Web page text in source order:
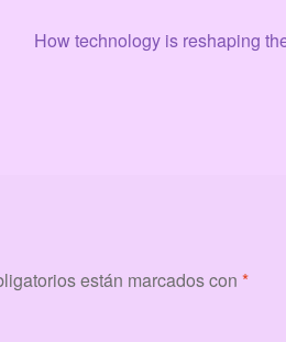
Siguiente:
How technology is reshaping
están marcados con *